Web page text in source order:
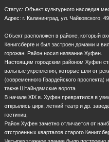
Статус: Объект культурного наследия
Адрес: г. Калининград, ул. Чайковского,
Объект расположен в районе, который
Кенигсберге и был застроен домами и
горожан. Район носил название Хуфен.
Настоящим городским районом Хуфен
вальные укрепления, которые шли от
(современного Гвардейского
также Штайндамские ворота.
В начале XIX в. Хуфен превратился в
открылись цирк, летний театр и др.
гостиниц.
Район Хуфен заметно отличается от
отстроенных кварталов старого
Четырехэтажное здание было построено